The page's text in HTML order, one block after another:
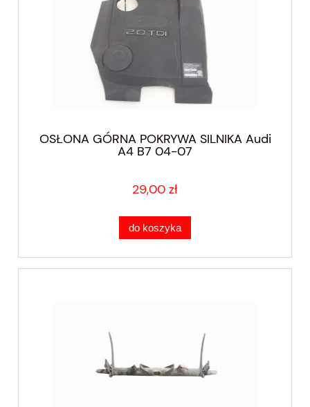
OSŁONA GÓRNA POKRYWA SILNIKA Audi
A4 B7 04-07
29,00 zł
do koszyka